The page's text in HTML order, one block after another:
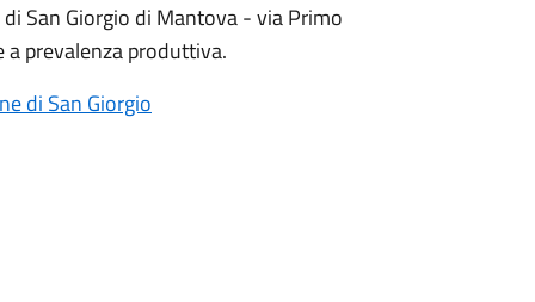
San Giorgio di Mantova - via Primo
prevalenza produttiva.
di San Giorgio